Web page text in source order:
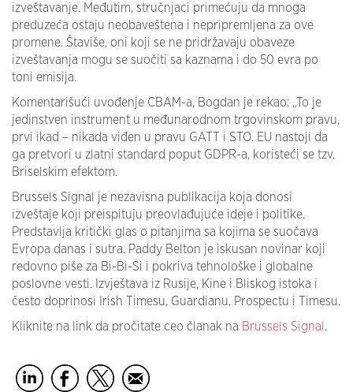
izveštavanje. Međutim, stručnjaci primećuju da mnoga
preduzeća ostaju neobaveštena i nepripremljena za ove
promene. Štaviše, oni koji se ne pridržavaju obaveze
izveštavanja mogu se suočiti sa kaznama i do 50 evra po
toni emisija.
Komentarišući uvođenje CBAM-a, Bogdan je rekao: „To je
jedinstven instrument u međunarodnom trgovinskom pravu,
prvi ikad – nikada viđen u pravu GATT i STO. EU nastoji da
ga pretvori u zlatni standard poput GDPR-a, koristeći se tzv.
Briselskim efektom.
Brussels Signal je nezavisna publikacija koja donosi
izveštaje koji preispituju preovlađujuće ideje i politike.
Predstavlja kritički glas o pitanjima sa kojima se suočava
Evropa danas i sutra. Paddy Belton je iskusan novinar koji
redovno piše za Bi-Bi-Si i pokriva tehnološke i globalne
poslovne vesti. Izvještava iz Rusije, Kine i Bliskog istoka i
često doprinosi Irish Timesu, Guardianu, Prospectu i Timesu.
Kliknite na link da pročitate ceo članak na Brussels Signal .